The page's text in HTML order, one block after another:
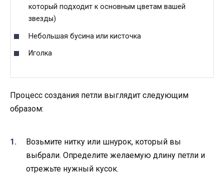
который подходит к основным цветам вашей
звезды)
Небольшая бусина или кисточка
Иголка
Процесс создания петли выглядит следующим
образом:
Возьмите нитку или шнурок, который вы
выбрали. Определите желаемую длину петли и
отрежьте нужный кусок.